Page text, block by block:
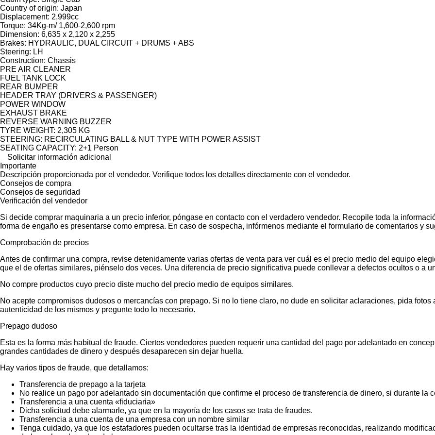
Country of origin: Japan
Displacement: 2,999cc
Torque: 34Kg-m/ 1,600-2,600 rpm
Dimension: 6,635 x 2,120 x 2,255
Brakes: HYDRAULIC, DUAL CIRCUIT + DRUMS + ABS
Steering: LH
Construction: Chassis
PRE AIR CLEANER
FUEL TANK LOCK
REAR BUMPER
HEADER TRAY (DRIVERS & PASSENGER)
POWER WINDOW
EXHAUST BRAKE
REVERSE WARNING BUZZER
TYRE WEIGHT: 2,305 KG
STEERING: RECIRCULATING BALL & NUT TYPE WITH POWER ASSIST
SEATING CAPACITY: 2+1 Person
Solicitar información adicional
Importante
Descripción proporcionada por el vendedor. Verifique todos los detalles directamente con el vendedor.
Consejos de compra
Consejos de seguridad
Verificación del vendedor
Si decide comprar maquinaria a un precio inferior, póngase en contacto con el verdadero vendedor. Recopile toda la
forma de engaño es presentarse como empresa. En caso de sospecha, infórmenos mediante el formulario de comentarios y
Comprobación de precios
Antes de confirmar una compra, revise detenidamente varias ofertas de venta para ver cuál es el precio medio del equipo
que el de ofertas similares, piénselo dos veces. Una diferencia de precio significativa puede conllevar a defectos ocultos o a
No compre productos cuyo precio diste mucho del precio medio de equipos similares.
No acepte compromisos dudosos o mercancías con prepago. Si no lo tiene claro, no dude en solicitar aclaraciones, pida
autenticidad de los mismos y pregunte todo lo necesario.
Prepago dudoso
Esta es la forma más habitual de fraude. Ciertos vendedores pueden requerir una cantidad del pago por adelantado en
grandes cantidades de dinero y después desaparecen sin dejar huella.
Hay varios tipos de fraude, que detallamos:
Transferencia de prepago a la tarjeta
No realice un pago por adelantado sin documentación que confirme el proceso de transferencia de dinero, si durante la
Transferencia a una cuenta «fiduciaria»
Dicha solicitud debe alarmarle, ya que en la mayoría de los casos se trata de fraudes.
Transferencia a una cuenta de una empresa con un nombre similar
Tenga cuidado, ya que los estafadores pueden ocultarse tras la identidad de empresas reconocidas, realizando